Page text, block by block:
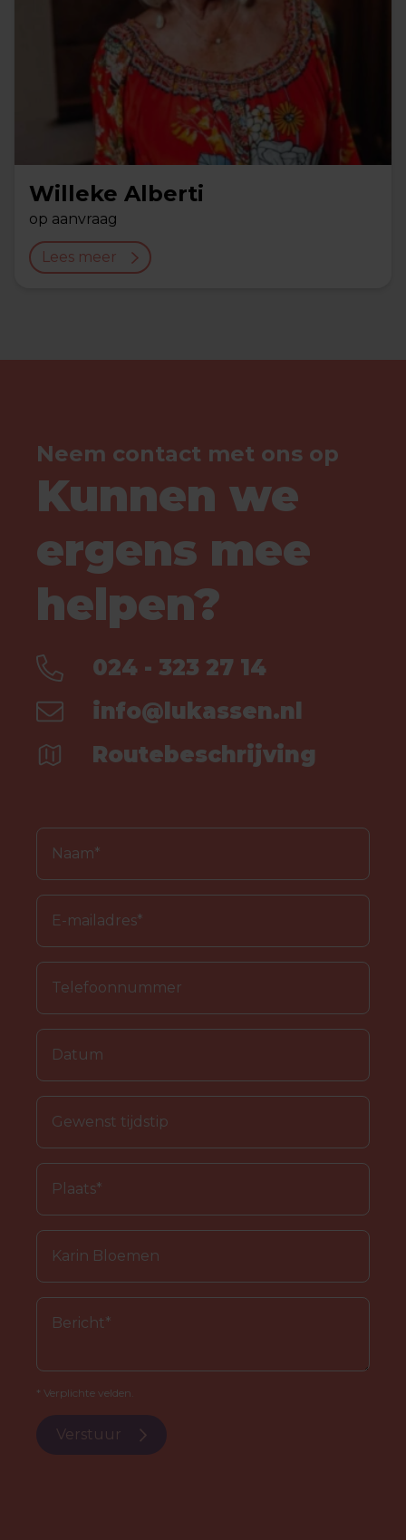
Willeke Alberti
op aanvraag
Lees meer
Neem contact met ons op
Kunnen we
ergens mee
helpen?
024 - 323 27 14
info@lukassen.nl
Routebeschrijving
* Verplichte velden.
Verstuur